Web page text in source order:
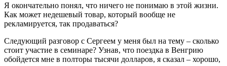
Я окончательно понял, что ничего не понимаю в этой жизни.
Как может недешевый товар, который вообще не
рекламируется, так продаваться?
Следующий разговор с Сергеем у меня был на тему – сколько
стоит участие в семинаре? Узнав, что поездка в Венгрию
обойдется мне в полторы тысячи долларов, я сказал – хорошо,